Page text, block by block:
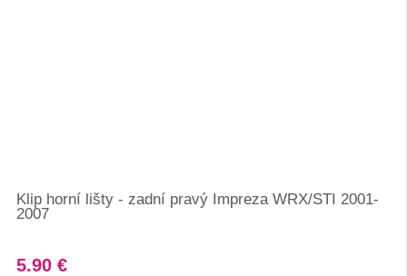
Klip horní lišty - zadní pravý Impreza WRX/STI 2001-
2007
5.90 €